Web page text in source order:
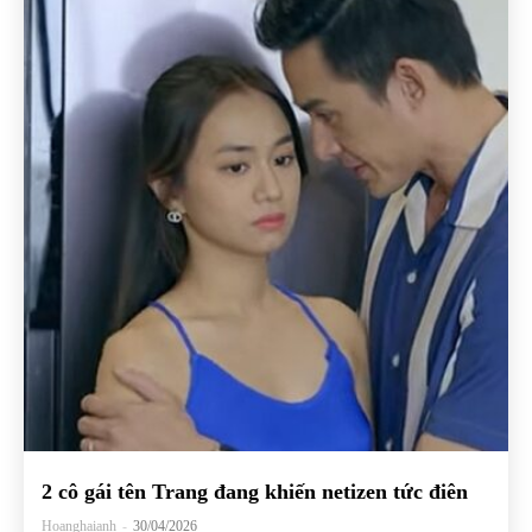
2 cô gái tên Trang đang khiến netizen tức điên
Hoanghaianh - 30/04/2026